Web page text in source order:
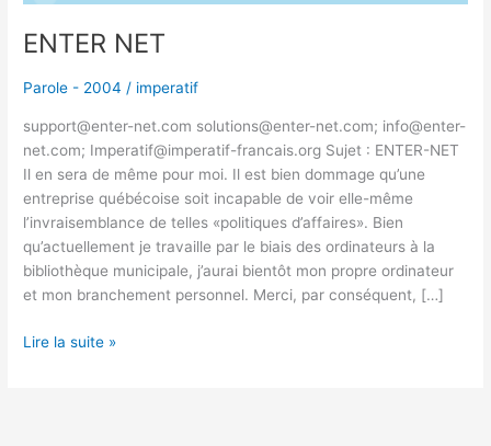
ENTER NET
Parole - 2004 / imperatif
support@enter-net.com solutions@enter-net.com; info@enter-
net.com; Imperatif@imperatif-francais.org Sujet : ENTER-NET
Il en sera de même pour moi. Il est bien dommage qu’une
entreprise québécoise soit incapable de voir elle-même
l’invraisemblance de telles «politiques d’affaires». Bien
qu’actuellement je travaille par le biais des ordinateurs à la
bibliothèque municipale, j’aurai bientôt mon propre ordinateur
et mon branchement personnel. Merci, par conséquent, […]
Lire la suite »